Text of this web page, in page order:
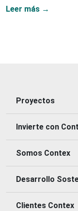
Leer más →
Proyectos
Invierte con
Somos Contex
Desarrollo
Clientes Contex